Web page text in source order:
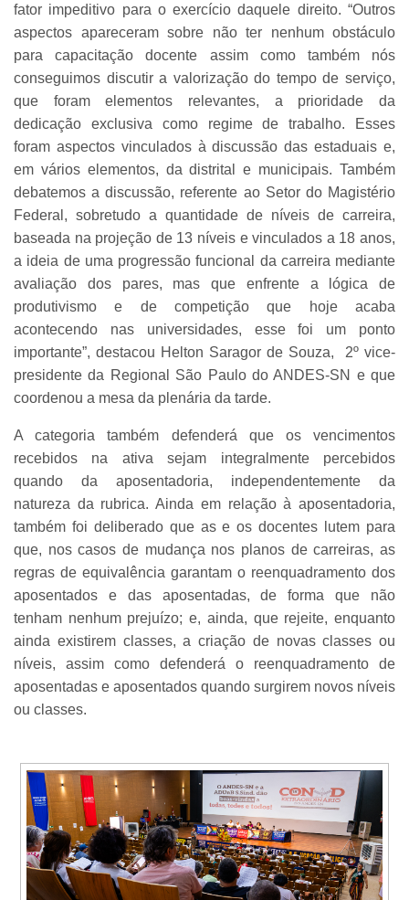
fator impeditivo para o exercício daquele direito. “Outros
aspectos apareceram sobre não ter nenhum obstáculo
para capacitação docente assim como também nós
conseguimos discutir a valorização do tempo de serviço,
que foram elementos relevantes, a prioridade da
dedicação exclusiva como regime de trabalho. Esses
foram aspectos vinculados à discussão das estaduais e,
em vários elementos, da distrital e municipais. Também
debatemos a discussão, referente ao Setor do Magistério
Federal, sobretudo a quantidade de níveis de carreira,
baseada na projeção de 13 níveis e vinculados a 18 anos,
a ideia de uma progressão funcional da carreira mediante
avaliação dos pares, mas que enfrente a lógica de
produtivismo e de competição que hoje acaba
acontecendo nas universidades, esse foi um ponto
importante”, destacou Helton Saragor de Souza, 2º vice-
presidente da Regional São Paulo do ANDES-SN e que
coordenou a mesa da plenária da tarde.
A categoria também defenderá que os vencimentos
recebidos na ativa sejam integralmente percebidos
quando da aposentadoria, independentemente da
natureza da rubrica. Ainda em relação à aposentadoria,
também foi deliberado que as e os docentes lutem para
que, nos casos de mudança nos planos de carreiras, as
regras de equivalência garantam o reenquadramento dos
aposentados e das aposentadas, de forma que não
tenham nenhum prejuízo; e, ainda, que rejeite, enquanto
ainda existirem classes, a criação de novas classes ou
níveis, assim como defenderá o reenquadramento de
aposentadas e aposentados quando surgirem novos níveis
ou classes.